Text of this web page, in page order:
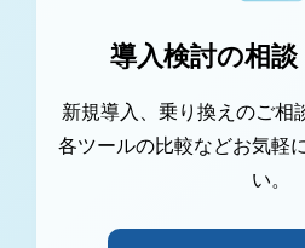
導入検討の相談
新規導入、乗り換えのご相
各ツールの比較などお気軽
い。